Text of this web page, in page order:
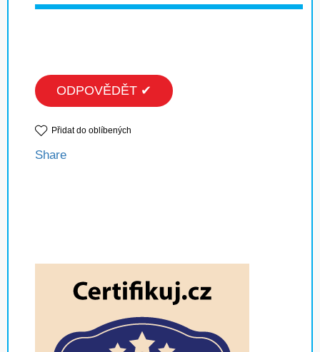
ODPOVĚDĚT ✔
Přidat do oblíbených
Share